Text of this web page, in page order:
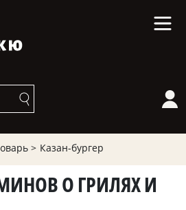
> Казан-бургер
О ГРИЛЯХ И